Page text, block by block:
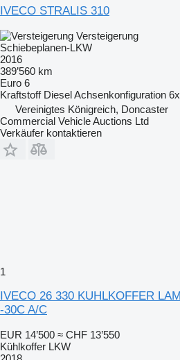
IVECO STRALIS 310
Versteigerung
Schiebeplanen-LKW
2016
389’560 km
Euro 6
Kraftstoff DieselAchsenkonfiguration
Vereinigtes Königreich, Doncaster
Commercial Vehicle Auctions Ltd
Verkäufer kontaktieren
1
IVECO 26 330 KUHLKOFFER
-30C A/C
EUR 14’500 ≈ CHF 13’550
Kühlkoffer LKW